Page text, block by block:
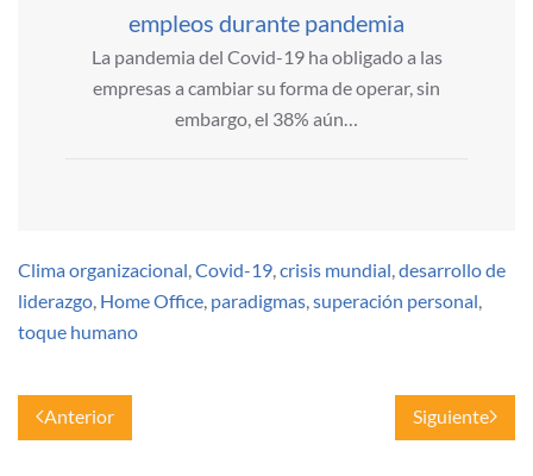
empleos durante pandemia
La pandemia del Covid-19 ha obligado a las
empresas a cambiar su forma de operar, sin
embargo, el 38% aún…
Clima organizacional Covid-19 crisis mundial desarrollo de
liderazgo Home Office paradigmas superación personal
toque humano
Anterior Siguiente